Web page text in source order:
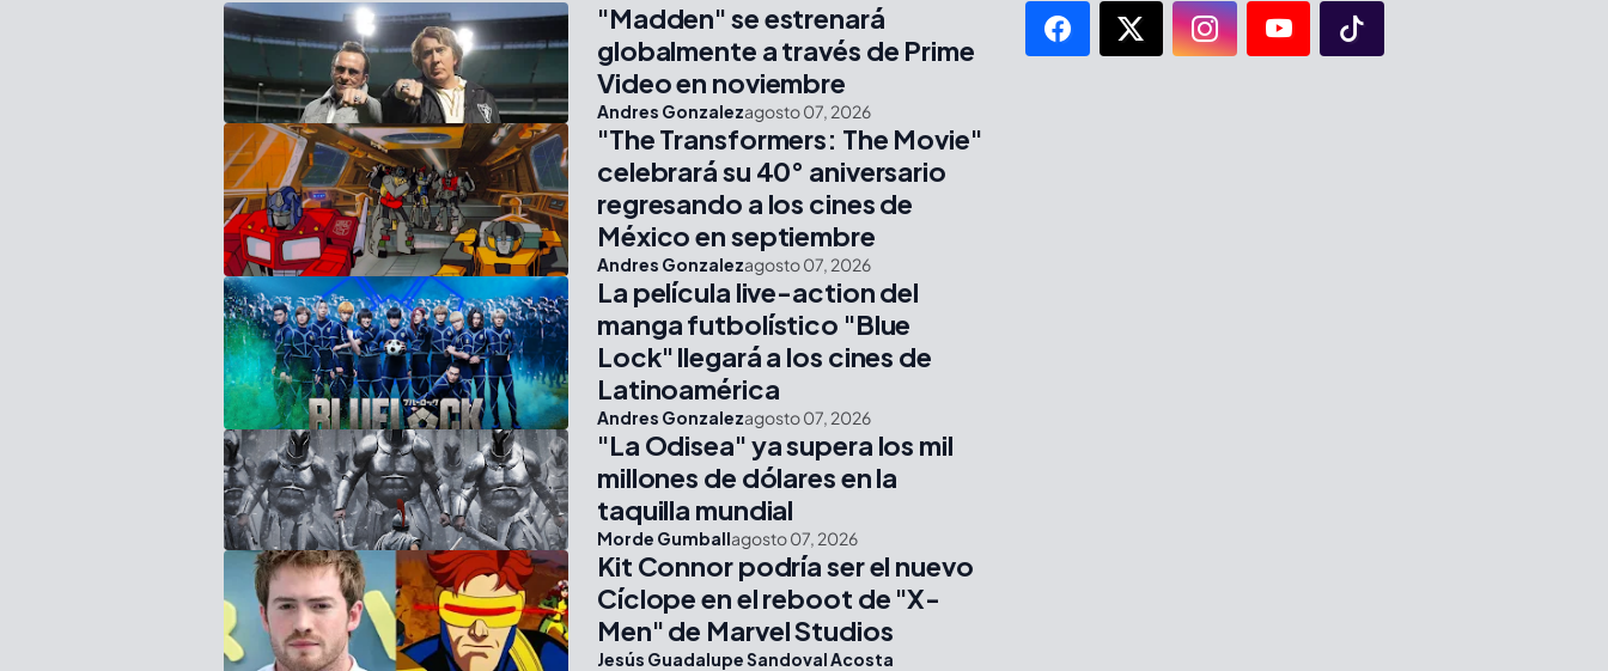
"Madden" se estrenará
globalmente a través de Prime
Video en noviembre
Andres Gonzalezagosto 07, 2026
"The Transformers: The Movie"
celebrará su 40° aniversario
regresando a los cines de
México en septiembre
Andres Gonzalezagosto 07, 2026
La película live-action del
manga futbolístico "Blue
Lock" llegará a los cines de
Latinoamérica
Andres Gonzalezagosto 07, 2026
"La Odisea" ya supera los mil
millones de dólares en la
taquilla mundial
Morde Gumballagosto 07, 2026
Kit Connor podría ser el nuevo
Cíclope en el reboot de "X-
Men" de Marvel Studios
Jesús Guadalupe Sandoval Acosta